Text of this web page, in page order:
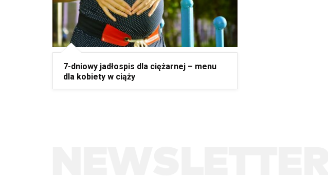
7-dniowy jadłospis dla ciężarnej – menu
dla kobiety w ciąży